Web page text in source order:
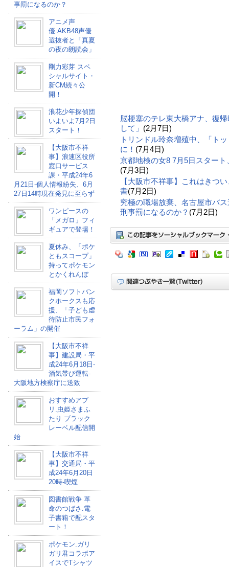
事罰になるのか？
アニメ声
優.AKB48声優
選抜者と「真夏
の夜の朗読会」
剛力彩芽 スペ
シャルサイト・
新CM続々公
開！
浪花少年探偵団
いよいよ7月2日
スタート！
【大阪市不祥
事】浪速区役所
窓口サービス
課・平成24年6
月21日-個人情報紛失、6月
27日14時現在発見に至らず
ワンピースの
「メガロ」フィ
ギュアで登場！
夏休み、「ポケ
ともスコープ」
持ってポケモン
とかくれんぼ
福岡ソフトバン
クホークスも応
援、「子ども虐
待防止市民フォ
ーラム」の開催
【大阪市不祥
事】建設局・平
成24年6月18日-
酒気帯び運転-
大阪地方検察庁に送致
おすすめアプ
リ.虫姫さまふ
たり ブラック
レーベル配信開
始
【大阪市不祥
事】交通局・平
成24年6月20日
20時-喫煙
図書館戦争 革
命のつばさ.電
子書籍で配スタ
ート！
ポケモン.ガリ
ガリ君コラボア
イスでTシャツ
脳梗塞のテレ東大橋アナ、復
して」 (2月7日)
トリンドル玲奈増殖中、「ト
に！ (7月4日)
京都地検の女8 7月5日スター
(7月3日)
【大阪市不祥事】これはきつ
書(7月2日)
究極の職場放棄、名古屋市バ
刑事罰になるのか？ (7月2日)